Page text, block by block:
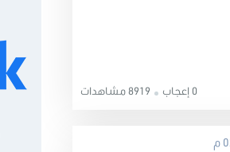
8919 مشاهدات 0 إعجاب